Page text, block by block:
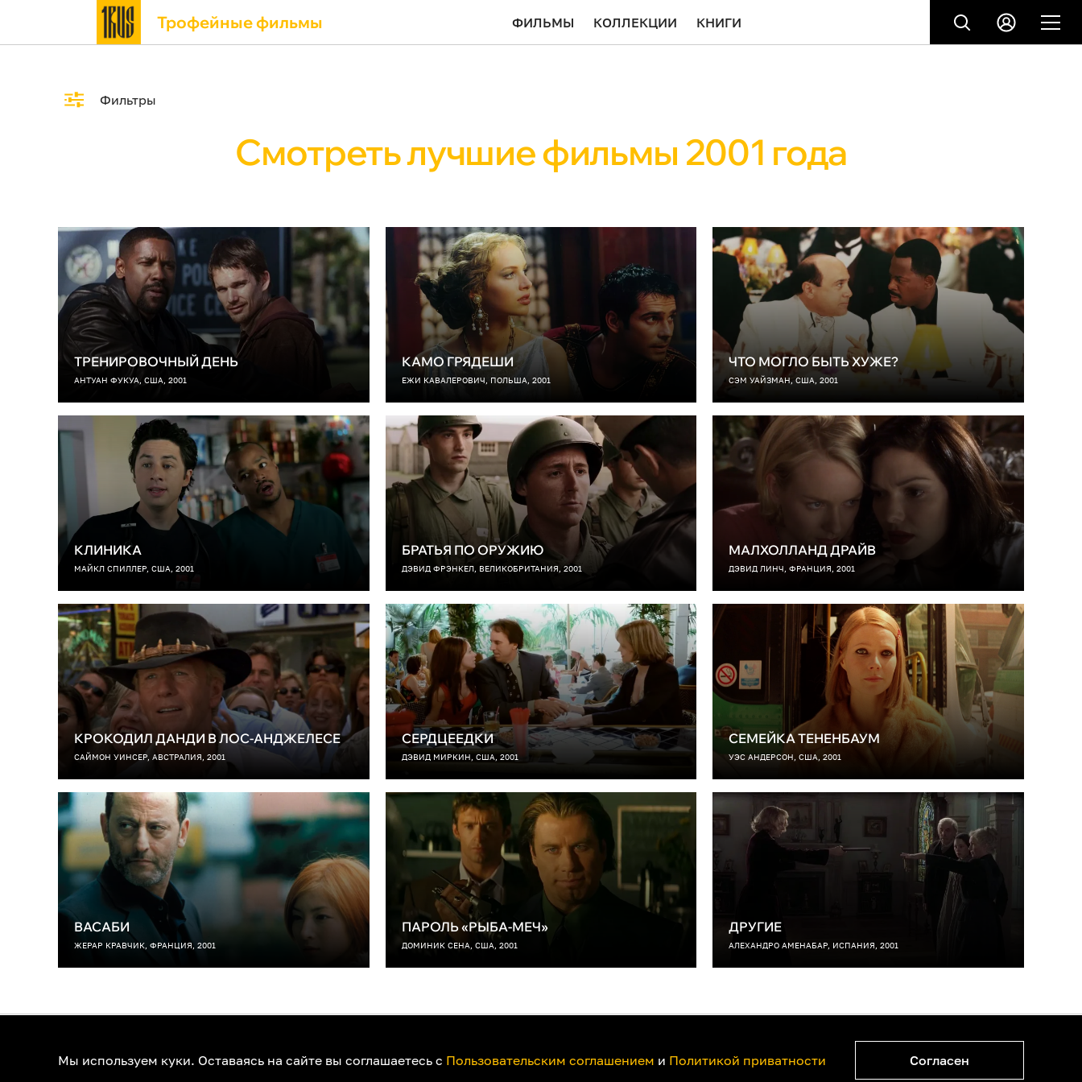
Трофейные фильмы ФИЛЬМЫ КОЛЛЕКЦИИ КНИГИ
Фильтры
Смотреть лучшие фильмы 2001 года
ТРЕНИРОВОЧНЫЙ ДЕНЬ
АНТУАН ФУКУА, США, 2001
КАМО ГРЯДЕШИ
ЕЖИ КАВАЛЕРОВИЧ, ПОЛЬША, 2001
ЧТО МОГЛО БЫТЬ ХУЖЕ?
СЭМ УАЙЗМАН, США, 2001
КЛИНИКА
МАЙКЛ СПИЛЛЕР, США, 2001
БРАТЬЯ ПО ОРУЖИЮ
ДЭВИД ФРЭНКЕЛ, ВЕЛИКОБРИТАНИЯ, 2001
МАЛХОЛЛАНД ДРАЙВ
ДЭВИД ЛИНЧ, ФРАНЦИЯ, 2001
КРОКОДИЛ ДАНДИ В ЛОС-АНДЖЕЛЕСЕ
САЙМОН УИНСЕР, АВСТРАЛИЯ, 2001
СЕРДЦЕЕДКИ
ДЭВИД МИРКИН, США, 2001
СЕМЕЙКА ТЕНЕНБАУМ
УЭС АНДЕРСОН, США, 2001
ВАСАБИ
ЖЕРАР КРАВЧИК, ФРАНЦИЯ, 2001
ПАРОЛЬ «РЫБА-МЕЧ»
ДОМИНИК СЕНА, США, 2001
ДРУГИЕ
АЛЕХАНДРО АМЕНАБАР, ИСПАНИЯ, 2001
Мы используем куки. Оставаясь на сайте вы соглашаетесь с Пользовательским соглашением и Политикой приватности Согласен